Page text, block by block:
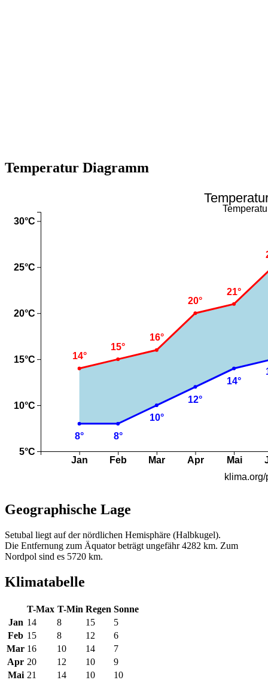
Temperatur Diagramm
Geographische Lage
Setubal liegt auf der nördlichen Hemisphäre (Halbkugel).
Die Entfernung zum Äquator beträgt ungefähr 4282 km. Zum
Nordpol sind es 5720 km.
Klimatabelle
T-Max T-Min Regen Sonne
Jan 14 8 15
5
Feb 15 8 12
6
Mar 16 10 14
7
Apr 20 12 10
9
Mai 21 14 10 10